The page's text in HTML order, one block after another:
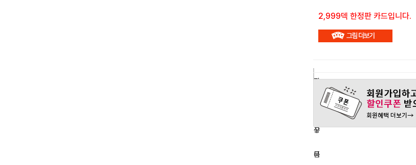
2,999덱 한정판 카드입니다.
구
하
기
장
구
니
관
상
품